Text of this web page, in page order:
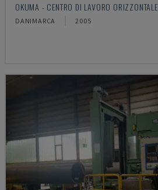
OKUMA - CENTRO DI LAVORO ORIZZONTALE
DANIMARCA 2005